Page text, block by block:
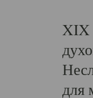
XIX
для